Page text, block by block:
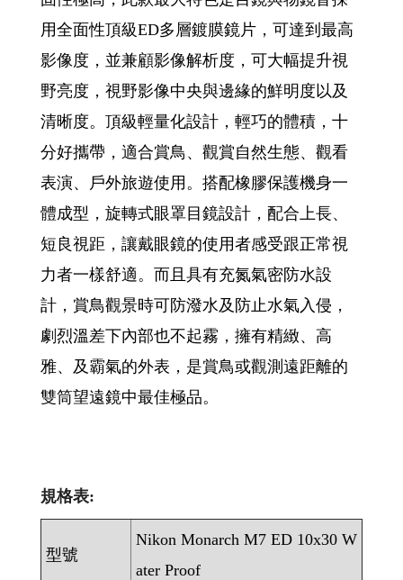
用全面性頂級ED多層鍍膜鏡片，可達到最高
影像度，並兼顧影像解析度，可大幅提升視
野亮度，視野影像中央與邊緣的鮮明度以及
清晰度。頂級輕量化設計，輕巧的體積，十
分好攜帶，適合賞鳥、觀賞自然生態、觀看
表演、戶外旅遊使用。搭配橡膠保護機身一
體成型，旋轉式眼罩目鏡設計，配合上長、
短良視距，讓戴眼鏡的使用者感受跟正常視
力者一樣舒適。而且具有充氮氣密防水設
計，賞鳥觀景時可防潑水及防止水氣入侵，
劇烈溫差下內部也不起霧，擁有精緻、高
雅、及霸氣的外表，是賞鳥或觀測遠距離的
雙筒望遠鏡中最佳極品。
規格表:
型號
Nikon Monarch M7 ED 10x30 W
ater Proof